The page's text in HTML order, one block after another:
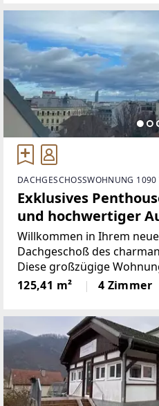
DACHGESCHOSSWOHNUNG 1090
Exklusives
und hochwertiger
Lage Wien 1090!
Willkommen in Ihrem
Dachgeschoß des
Diese großzügige
eine optimale Lage,
Ausstattung und einen
125,41 m² 4 Zimmer